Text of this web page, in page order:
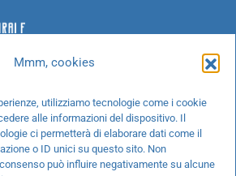
Mmm, cookies
utilizziamo tecnologie come i cookie
alle informazioni del dispositivo. Il
ci permetterà di elaborare dati come il
o ID unici su questo sito. Non
può influire negativamente su alcune